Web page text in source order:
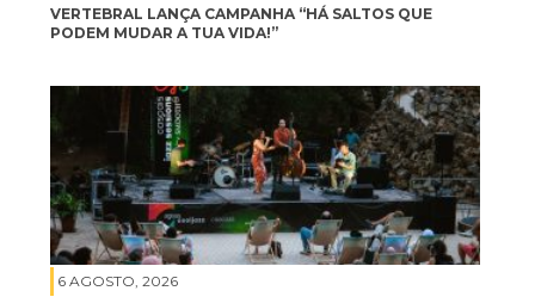
VERTEBRAL LANÇA CAMPANHA “HÁ SALTOS QUE
PODEM MUDAR A TUA VIDA!”
6 AGOSTO, 2026